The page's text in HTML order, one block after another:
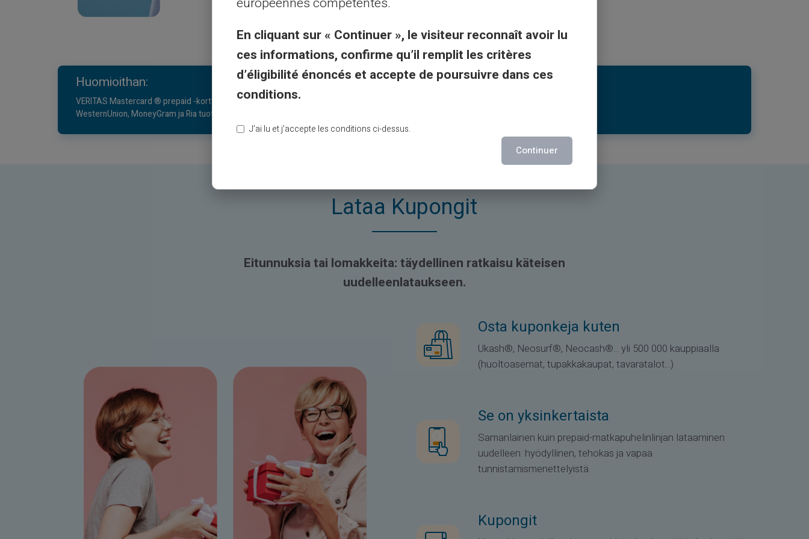
Huomioithan:
VERITAS Mastercard ® prepaid -korttitiliä ei ole yhdistetty mihinkään edellä mainittuun siirtotoimistoon.
WesternUnion, MoneyGram ja Ria tuotemerkit mainitaan vain havainnollistamistarkoituksiin.
Lataa Kupongit
Eitunnuksia tai lomakkeita: täydellinen ratkaisu käteisen
uudelleenlataukseen.
Osta kuponkeja kuten
Ukash®, Neosurf®, Neocash®... yli 500 000 kauppiaalla
(huoltoasemat, tupakkakaupat, tavaratalot...)
Se on yksinkertaista
Samanlainen kuin prepaid-matkapuhelinlinjan lataaminen
uudelleen: hyödyllinen, tehokas ja vapaa
tunnistamismenettelyistä.
Kupongit
En cliquant sur « Continuer », le visiteur reconnaît avoir lu
ces informations, confirme qu’il remplit les critères
d’éligibilité énoncés et accepte de poursuivre dans ces
conditions.
J’ai lu et j’accepte les conditions ci-dessus.
Continuer